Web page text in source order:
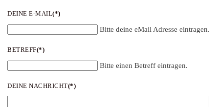
DEINE E-MAIL(*)
Bitte deine eMail Adresse eintragen.
BETREFF(*)
Bitte einen Betreff eintragen.
DEINE NACHRICHT(*)